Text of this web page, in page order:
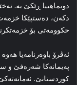
دويماهییا ڕێكێ یە.
دکەن، دەستپێکا
حکوومەتى بۆ
ئه‌ڤرۆ باوەرنامەیا
پەیمانەکا شەرەفێ و
كوردستانێ.